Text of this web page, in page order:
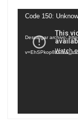
Reproductor
vídeo
Code 150:
Descargar archivo:
v=EhSPkop8KPY&_=1